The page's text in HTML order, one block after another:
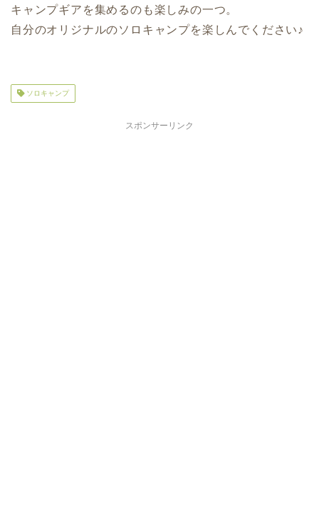
キャンプギアを集めるのも楽しみの一つ。
自分のオリジナルのソロキャンプを楽しんでください♪
ソロキャンプ
スポンサーリンク